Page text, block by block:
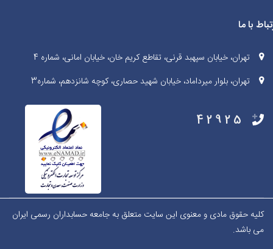
با ما
تهران، خیابان سپهبد قرنی، تقاطع کریم خان، خیابان امانی، شماره 4
تهران، بلوار میرداماد، خیابان شهید حصاری، کوچه شانزدهم، شماره3
42925
کلیه حقوق مادی و معنوی این سایت متعلق به جامعه حسابداران رسمی ایران
می باشد.